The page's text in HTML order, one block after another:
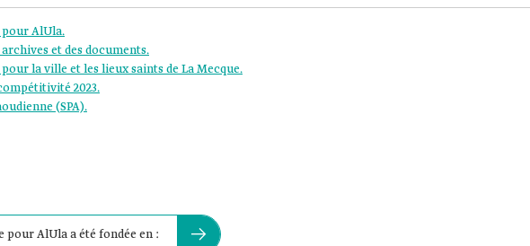
AlUla.
et des documents.
la ville et les lieux saints de La Mecque.
2023.
(SPA).
pour AlUla a été fondée en :